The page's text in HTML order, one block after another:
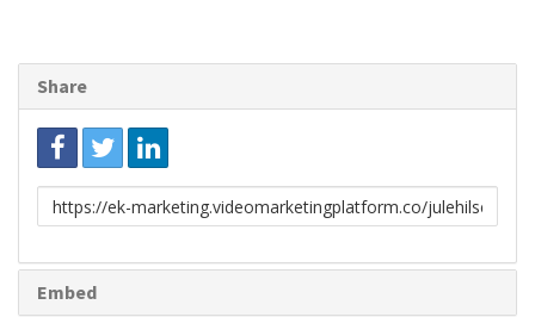
Share
Link
to
Embed